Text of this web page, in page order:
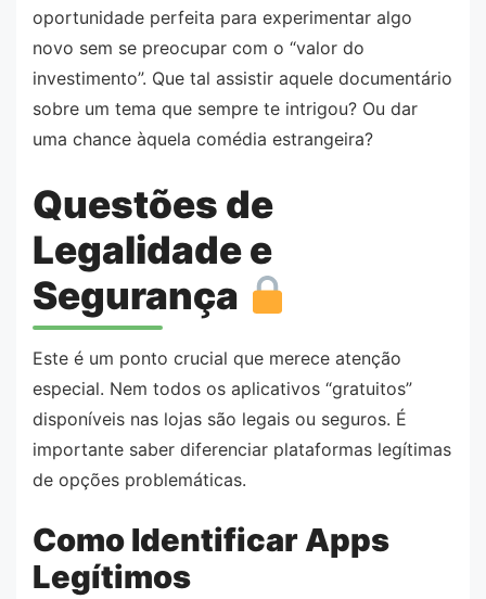
oportunidade perfeita para experimentar algo
novo sem se preocupar com o “valor do
investimento”. Que tal assistir aquele documentário
sobre um tema que sempre te intrigou? Ou dar
uma chance àquela comédia estrangeira?
Questões de
Legalidade e
Segurança
Este é um ponto crucial que merece atenção
especial. Nem todos os aplicativos “gratuitos”
disponíveis nas lojas são legais ou seguros. É
importante saber diferenciar plataformas legítimas
de opções problemáticas.
Como Identificar Apps
Legítimos